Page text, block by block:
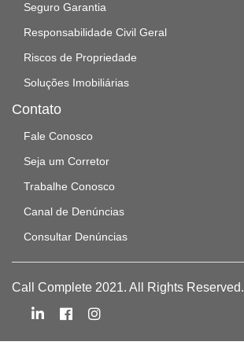
Seguro Garantia
Responsabilidade Civil Geral
Riscos de Propriedade
Soluções Imobiliárias
Contato
Fale Conosco
Seja um Corretor
Trabalhe Conosco
Canal de Denúncias
Consultar Denúncias
Call Complete 2021. All Rights Reserved.